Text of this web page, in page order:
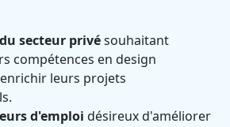
secteur privésouhaitant
compétences en design
leurs projets
d'emploi désireux d'améliorer